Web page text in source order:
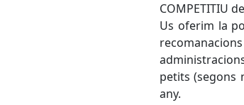
COMPETITIU
Us oferim la
petits (segons
any.